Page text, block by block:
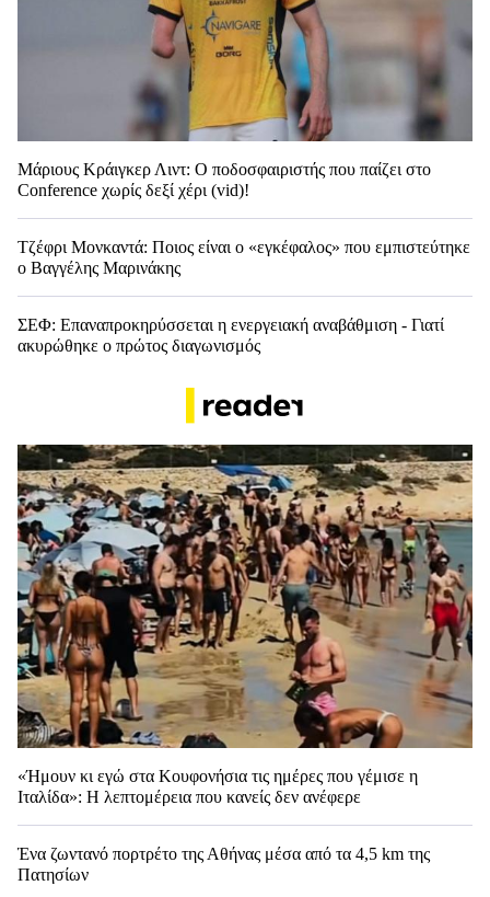
Μάριους Κράιγκερ Λιντ: Ο ποδοσφαιριστής που παίζει στο
Conference χωρίς δεξί χέρι (vid)!
Τζέφρι Μονκαντά: Ποιος είναι ο «εγκέφαλος» που εμπιστεύτηκε
ο Βαγγέλης Μαρινάκης
ΣΕΦ: Επαναπροκηρύσσεται η ενεργειακή αναβάθμιση - Γιατί
ακυρώθηκε ο πρώτος διαγωνισμός
«Ήμουν κι εγώ στα Κουφονήσια τις ημέρες που γέμισε η
Ιταλίδα»: Η λεπτομέρεια που κανείς δεν ανέφερε
Ένα ζωντανό πορτρέτο της Αθήνας μέσα από τα 4,5 km της
Πατησίων